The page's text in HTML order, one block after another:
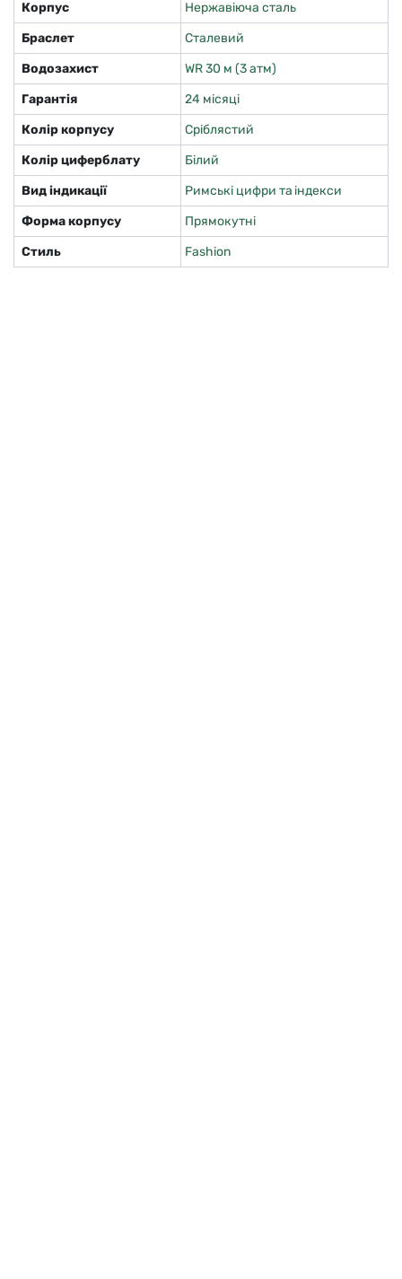
Корпус
Нержавіюча сталь
Браслет
Сталевий
Водозахист
WR 30 м (3 атм)
Гарантія
24 місяці
Колір корпусу
Сріблястий
Колір циферблату
Білий
Вид індикації
Римські цифри та індекси
Форма корпусу
Прямокутні
Стиль
Fashion